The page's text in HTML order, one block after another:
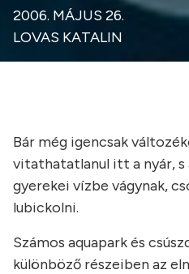
2006. MÁJUS 26.
LOVAS KATALIN
Bár még igencsak
vitathatatlanul itt a nyár, s
gyerekei vízbe vágynak,
lubickolni.
Számos aquapark és
különböző részeiben az